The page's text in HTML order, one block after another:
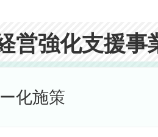
営強化支援事
化施策